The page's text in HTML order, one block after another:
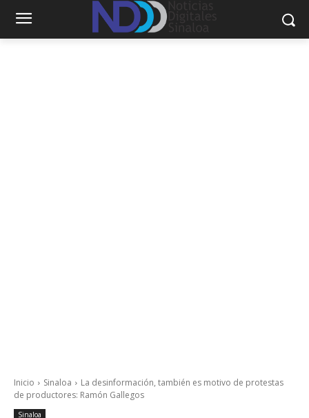
Inicio Sinaloa
La desinformación, también es motivo de protestas
de productores: Ramón Gallegos
Sinaloa